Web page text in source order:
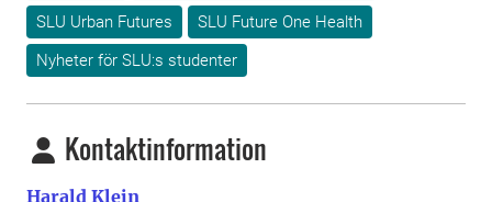
SLU Urban Futures
SLU Future One Health
Nyheter för SLU:s studenter
Kontaktinformation
Harald Klein